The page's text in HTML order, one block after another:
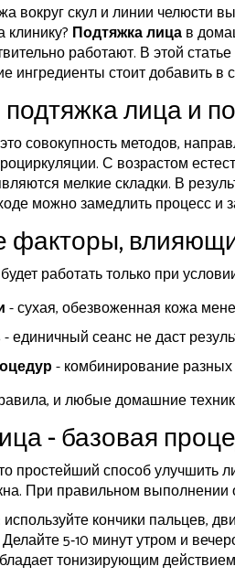
вокруг скул и линии челюсти
клинику? Подтяжка лицав
работают. В этой
ингредиенты стоит добавить
подтяжка лица и
совокупность методов,
С возрастом
мелкие складки. В
можно замедлить процесс и
работать только при
- сухая, обезвоженная кожа
- единичный сеанс не даст
- комбинирование
и любые домашние
- базовая
простейший способ улучшить
При правильном выполнении
кончики пальцев,
Делайте 5‑10 минут утром и
тонизирующим